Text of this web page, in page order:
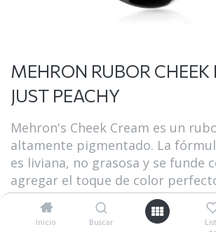
Inicio Buscar
MEHRON RUBOR CHEEK
JUST PEACHY
Mehron's Cheek Cream es un
altamente pigmentado. La
es liviana, no grasosa y se funde
agregar el toque de color
La cobertura se puede construir
obtener un acabado satinado.